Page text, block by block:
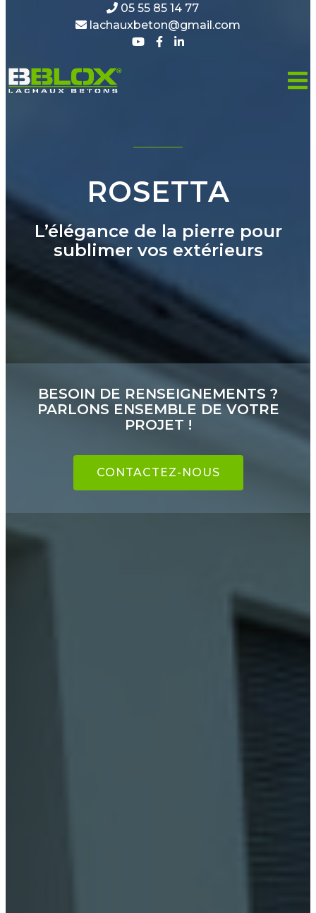
05 55 85 14 77
lachauxbeton@gmail.com
ROSETTA
L’élégance de la pierre pour
sublimer vos extérieurs
BESOIN DE RENSEIGNEMENTS ?
PARLONS ENSEMBLE DE VOTRE
PROJET !
CONTACTEZ-NOUS